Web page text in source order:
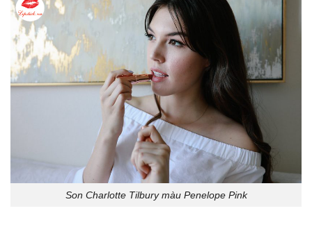
Son Charlotte Tilbury màu Penelope Pink